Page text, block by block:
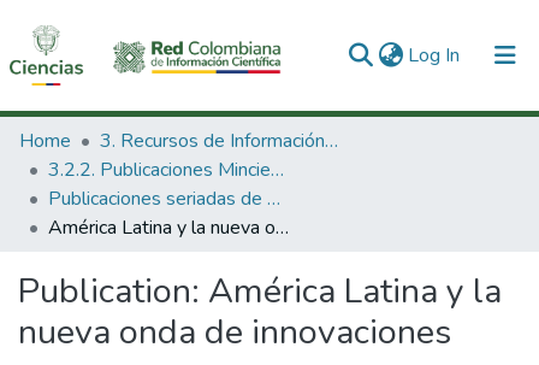
Log In (current)
Communities & Collections
All of DSpace
Statistics
Home
3. Recursos de Información Científica y Tecnológica
3.2.2. Publicaciones Minciencias
Publicaciones seriadas de Minciencias
América Latina y la nueva onda de innovaciones
Publication: América Latina y la
nueva onda de innovaciones